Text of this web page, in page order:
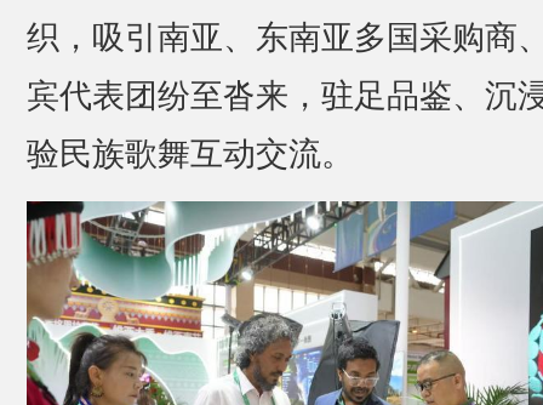
织，吸引南亚、东南亚多国采购商
宾代表团纷至沓来，驻足品鉴、沉
验民族歌舞互动交流。